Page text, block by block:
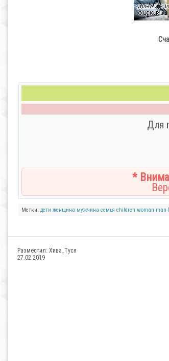
Для
*
Метки: дети женщина мужчина семья children woman man
Разместил: Хива_Туся
27.02.2019